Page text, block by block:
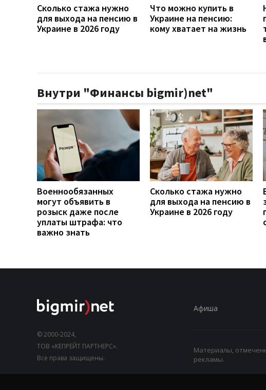
Сколько стажа нужно
для выхода на пенсию в
Украине в 2026 году
Что можно купить в
Украине на пенсию:
кому хватает на жизнь
Внутри "Финансы bigmir)net"
Военнообязанных
могут объявить в
розыск даже после
уплаты штрафа: что
важно знать
Сколько стажа нужно
для выхода на пенсию в
Украине в 2026 году
© 2000-2024,
ТОВ «КЕПРЕЙТ ПАРТНЕРС».
Все права защищены.
Афиша
Материалы,
рекламы.